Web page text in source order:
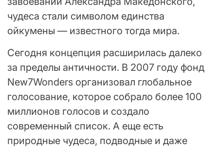
чудеса стали символом единства
ойкумены — известного тогда мира.
Сегодня концепция расширилась далеко
за пределы античности. В 2007 году фонд
New7Wonders организовал глобальное
голосование, которое собрало более 100
миллионов голосов и создало
современный список. А еще есть
природные чудеса, подводные и даже